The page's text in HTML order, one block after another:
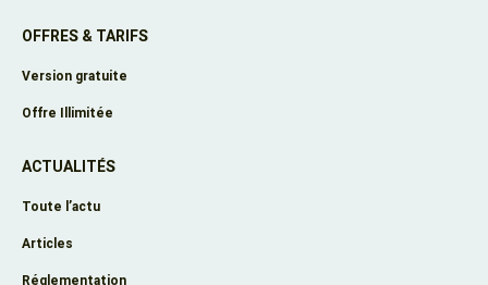
OFFRES & TARIFS
Version gratuite
Offre Illimitée
ACTUALITÉS
Toute l’actu
Articles
Réglementation